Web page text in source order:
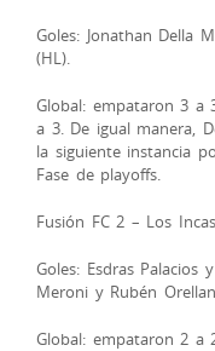
Goles: Jonathan Della
(HL).
Global: empataron 3 a
a 3. De igual manera,
la siguiente instancia
Fase de playoffs.
Fusión FC 2 – Los
Goles: Esdras Palacios
Meroni y Rubén
Global: empataron 2 a